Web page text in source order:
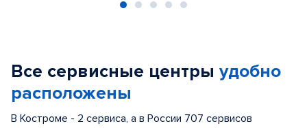
Все сервисные центры удобно
расположены
В Костроме - 2 сервиса, а в России 707 сервисов